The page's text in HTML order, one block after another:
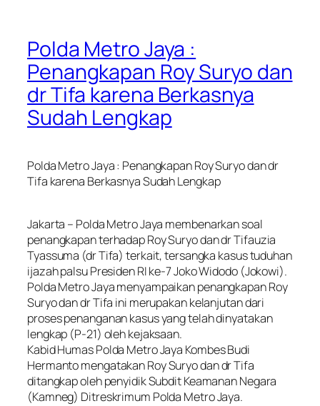
Polda Metro Jaya :
Penangkapan Roy Suryo dan
dr Tifa karena Berkasnya
Sudah Lengkap
Polda Metro Jaya : Penangkapan Roy Suryo dan dr
Tifa karena Berkasnya Sudah Lengkap
Jakarta – Polda Metro Jaya membenarkan soal
penangkapan terhadap Roy Suryo dan dr Tifauzia
Tyassuma (dr Tifa) terkait, tersangka kasus tuduhan
ijazah palsu Presiden RI ke-7 Joko Widodo (Jokowi).
Polda Metro Jaya menyampaikan penangkapan Roy
Suryo dan dr Tifa ini merupakan kelanjutan dari
proses penanganan kasus yang telah dinyatakan
lengkap (P-21) oleh kejaksaan.
Kabid Humas Polda Metro Jaya Kombes Budi
Hermanto mengatakan Roy Suryo dan dr Tifa
ditangkap oleh penyidik Subdit Keamanan Negara
(Kamneg) Ditreskrimum Polda Metro Jaya.